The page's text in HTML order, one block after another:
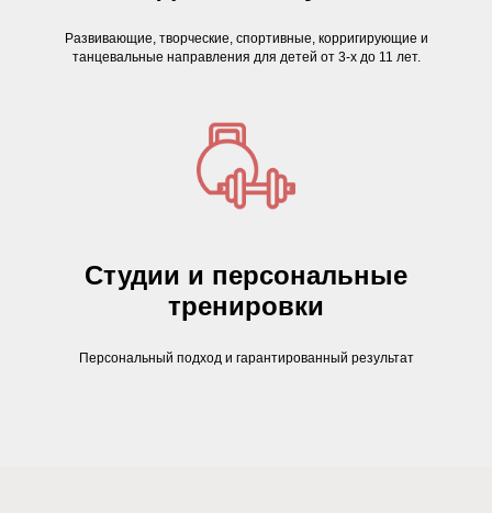
Развивающие, творческие, спортивные, корригирующие и
танцевальные направления для детей от 3-х до 11 лет.
Студии и персональные
тренировки
Персональный подход и гарантированный результат